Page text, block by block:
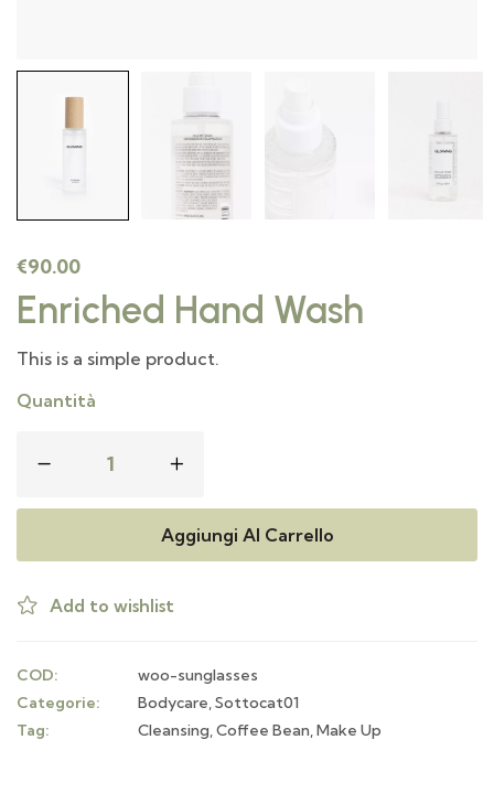
€90.00
Enriched Hand Wash
This is a simple product.
Quantità
Aggiungi Al Carrello
Add to wishlist
COD:
woo-sunglasses
Categorie:
Bodycare,Sottocat01
Tag:
Cleansing,Coffee Bean,Make Up